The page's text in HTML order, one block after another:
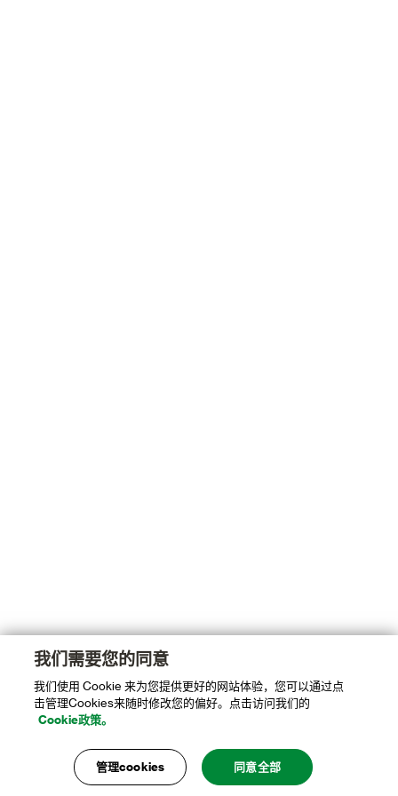
我们需要您的同意
我们使用 Cookie 来为您提供更好的网站体验，您可以通过点
击管理Cookies来随时修改您的偏好。点击访问我们的
Cookie政策。
管理cookies 同意全部